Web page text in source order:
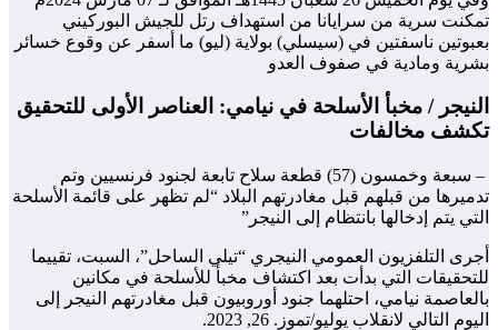
تمكنت سرية من سرايانا من استهداف رتل للجيش البوركيني
بعبوتين ناسفتين في (سيسلي) بولاية (ليو) ما أسفر عن وقوع خسائر
بشرية ومادية في صفوف العدو
النيجر / مخبأ الأسلحة في نيامي: العناصر الأولى للتحقيق
تكشف مخالفات
– سبعة وخمسون (57) قطعة سلاح تابعة لجنود فرنسيين وتم
تدميرها من قبلهم قبل مغادرتهم البلاد “لم تظهر على قائمة الأسلحة
التي يتم إدخالها بانتظام إلى النيجر”
أجرى التلفزيون العمومي النيجري “تيلي الساحل”، السبت، تقييما
للتحقيقات التي بدأت بعد اكتشاف مخبأ للأسلحة في مكانين
بالعاصمة نيامي، احتلهما جنود أوروبيون قبل مغادرتهم النيجر إلى
اليوم التالي لانقلاب يوليو/تموز. 26, 2023.